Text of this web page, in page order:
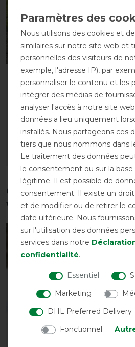
Guêtres Back on Track
3D Brushing - noir
avant 59,90 €
53,90 € *
LISTE DE SOUHAITS
-
Ces produits
vous intéresser
Nous utilisons des cookies et
similaires sur notre site web et
personnelles des visiteurs de
exemple, l'adresse IP), par
personnaliser le contenu et les
intégrer des médias de
analyser l'accès à notre site
données a lieu uniquement
installés. Nous partageons ces
tiers que nous nommons dans
Le traitement des données
le consentement ou sur la
légitime. Il est possible de
consentement. Il existe un
et de modifier ou de retirer le
date ultérieure. Nous
sur l'utilisation des données
services dans notre
confidentialité.
Essentiel
Marketing
DHL Preferred Delivery
Fonctionnel